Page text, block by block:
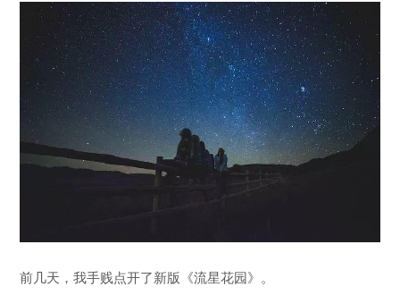
前几天，我手贱点开了新版《流星花园》。